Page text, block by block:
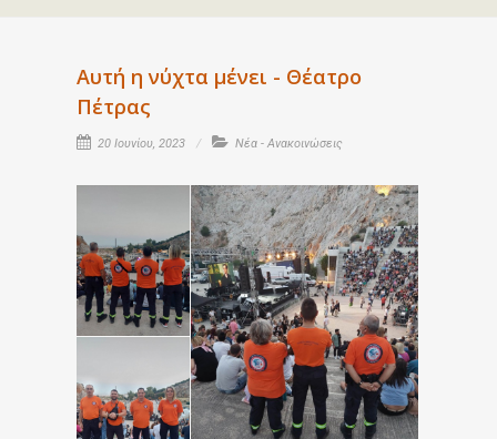
Αυτή η νύχτα μένει - Θέατρο
Πέτρας
20 Ιουνίου, 2023 Νέα - Ανακοινώσεις